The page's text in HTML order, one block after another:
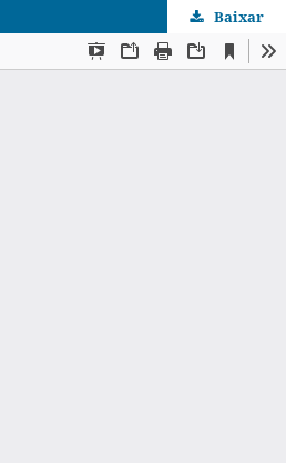
Baixar